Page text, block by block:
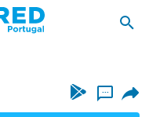
...